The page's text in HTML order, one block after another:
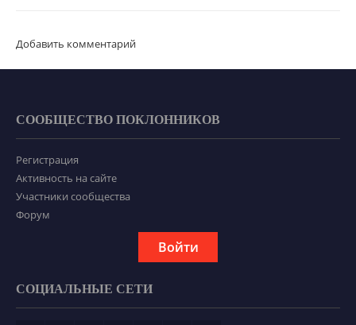
Добавить комментарий
СООБЩЕСТВО ПОКЛОННИКОВ
Регистрация
Активность на сайте
Участники сообщества
Форум
Войти
СОЦИАЛЬНЫЕ СЕТИ